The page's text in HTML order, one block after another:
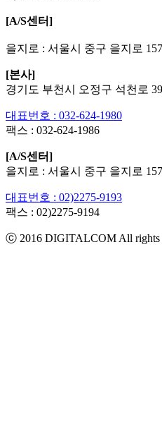
[A/S센터]
을지로 : 서울시 중구 을지로
[본사]
경기도 부천시 오정구 석천로
대표번호 : 032-624-1980
팩스 : 032-624-1986
[A/S센터]
을지로 : 서울시 중구 을지로
대표번호 : 02)2275-9193
팩스 : 02)2275-9194​
ⓒ 2016 DIGITALCOM All rights